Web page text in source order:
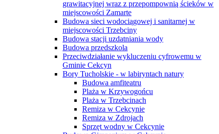
grawitacyjnej wraz z przepompownią ścieków w
miejscowości Zamarte
Budowa sieci wodociągowej i sanitarnej w
miejscowości Trzebciny
Budowa stacji uzdatniania wody
Budowa przedszkola
Przeciwdziałanie wykluczeniu cyfrowemu w
Gminie Cekcyn
Bory Tucholskie - w labiryntach natury
Budowa amfiteatru
Plaża w Krzywogońcu
Plaża w Trzebcinach
Remiza w Cekcynie
Remiza w Zdrojach
Sprzęt wodny w Cekcynie